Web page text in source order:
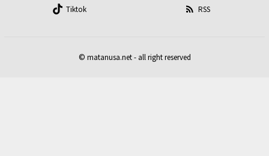
Tiktok
RSS
© matanusa.net - all right reserved